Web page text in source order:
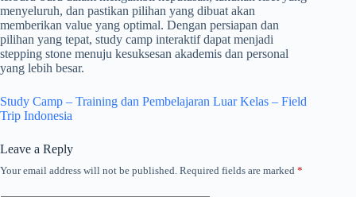
menyeluruh, dan pastikan pilihan yang dibuat akan
memberikan value yang optimal. Dengan persiapan dan
pilihan yang tepat, study camp interaktif dapat menjadi
stepping stone menuju kesuksesan akademis dan personal
yang lebih besar.
Study Camp – Training dan Pembelajaran Luar Kelas – Field
Trip Indonesia
Leave a Reply
Your email address will not be published. Required fields are marked *